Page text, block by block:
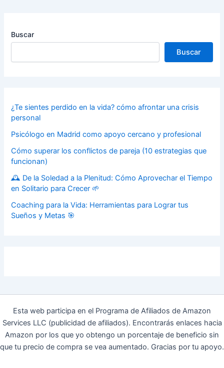
Buscar
Buscar
¿Te sientes perdido en la vida? cómo afrontar una crisis
personal
Psicólogo en Madrid como apoyo cercano y profesional
Cómo superar los conflictos de pareja (10 estrategias que
funcionan)
🕰️ De la Soledad a la Plenitud: Cómo Aprovechar el Tiempo
en Solitario para Crecer 🌱
Coaching para la Vida: Herramientas para Lograr tus
Sueños y Metas 🎯
Esta web participa en el Programa de Afiliados de Amazon
Services LLC (publicidad de afiliados). Encontrarás enlaces hacia
Amazon por los que yo obtengo un porcentaje de beneficio sin
que tu precio de compra se vea aumentado. Gracias por tu apoyo.